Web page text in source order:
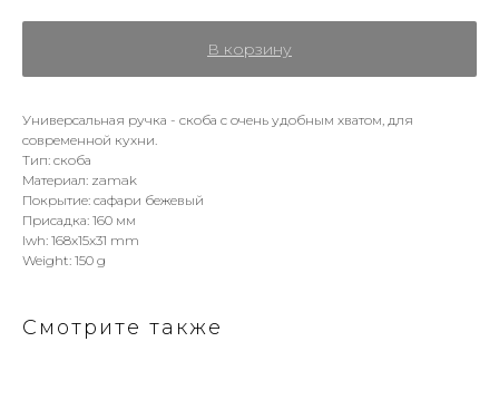
В корзину
Универсальная ручка - скоба с очень удобным хватом, для
современной кухни.
Тип: скоба
Материал: zamak
Покрытие: сафари бежевый
Присадка: 160 мм
lwh: 168x15x31 mm
Weight: 150 g
Смотрите также